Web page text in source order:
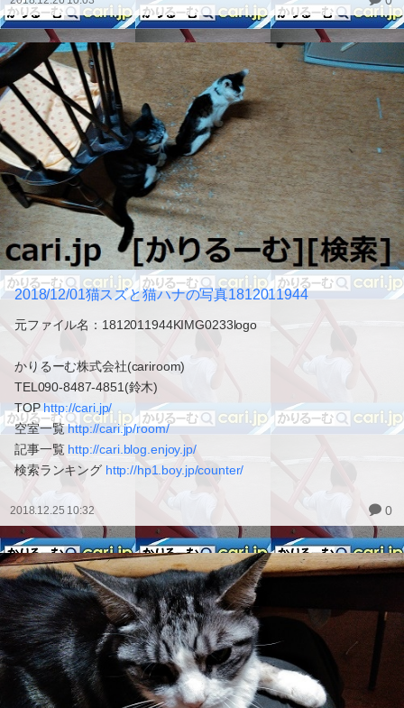
2018/12/01猫スズと猫ハナの写真1812011944
元ファイル名：1812011944KIMG0233logo
かりるーむ株式会社(cariroom)
TEL090-8487-4851(鈴木)
TOP http://cari.jp/
空室一覧http://cari.jp/room/
記事一覧 http://cari.blog.enjoy.jp/
検索ランキング http://hp1.boy.jp/counter/
2018.12.25 10:32 0